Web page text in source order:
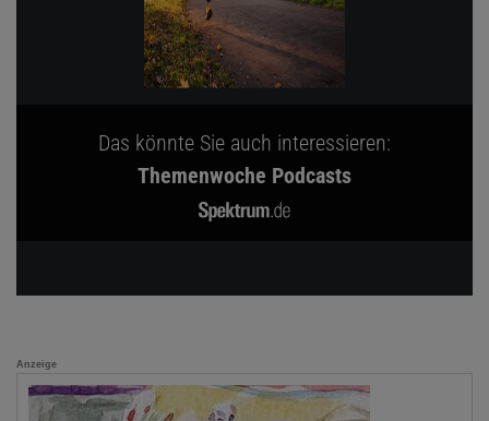
Das könnte Sie auch interessieren:
Themenwoche Podcasts
Anzeige